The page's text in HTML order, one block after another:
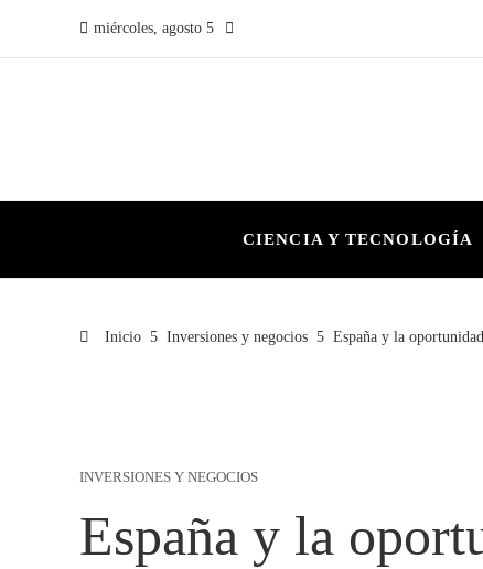
miércoles, agosto 5
CIENCIA Y TECNOLOGÍA
Inicio Inversiones y negocios España y la
INVERSIONES Y NEGOCIOS
España y la